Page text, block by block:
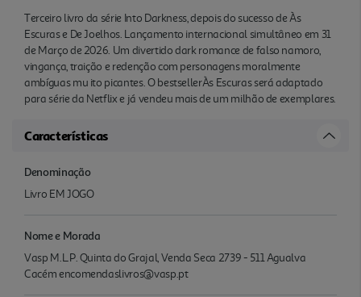
Terceiro livro da série Into Darkness, depois do sucesso de Às
Escuras e De Joelhos. Lançamento internacional simultâneo em 31
de Março de 2026. Um divertido dark romance de falso namoro,
vingança, traição e redenção com personagens moralmente
ambíguas mu ito picantes. O bestsellerÀs Escuras será adaptado
para série da Netflix e já vendeu mais de um milhão de exemplares.
Características
Denominação
Livro EM JOGO
Nome e Morada
Vasp M.L.P. Quinta do Grajal, Venda Seca 2739 - 511 Agualva
Cacém encomendaslivros@vasp.pt